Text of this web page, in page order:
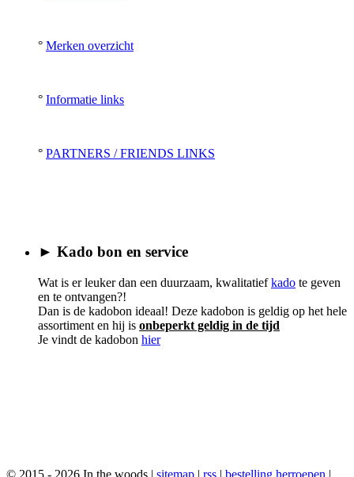
° Merken overzicht
° Informatie links
° PARTNERS / FRIENDS LINKS
► Kado bon en service
Wat is er leuker dan een duurzaam, kwalitatiefkado te geven
en te ontvangen?!
Dan is de kadobon ideaal! Deze kadobon is geldig op het hele
assortiment en hij is onbeperkt geldig in de tijd
Je vindt de kadobon hier
© 2015 - 2026 In the woods | sitemap | rss | bestelling herroepen |